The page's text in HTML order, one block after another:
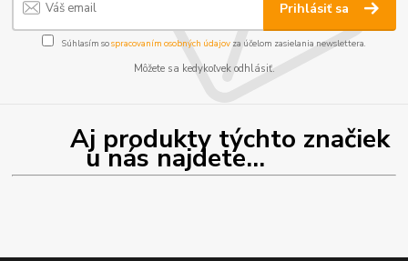
Prihlásiť sa
Súhlasím sospracovaním osobných údajov za účelom zasielania newslettera.
Môžete sa kedykoľvek odhlásiť.
Aj produkty týchto značiek
u nás najdete...